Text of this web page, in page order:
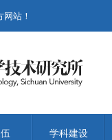
站！
学科建设